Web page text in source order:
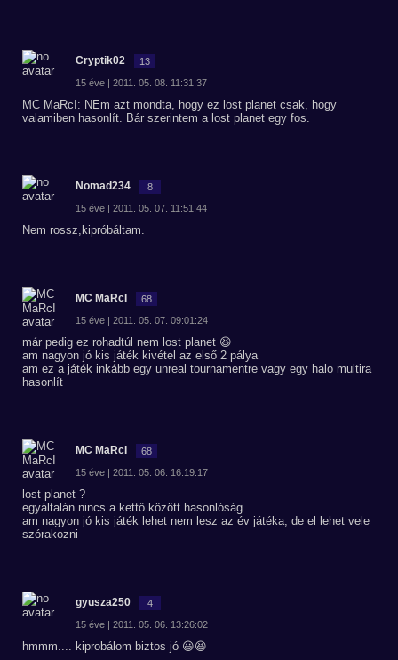
Cryptik02 13
15 éve | 2011. 05. 08. 11:31:37
MC MaRcI: NEm azt mondta, hogy ez lost planet csak, hogy
valamiben hasonlít. Bár szerintem a lost planet egy fos.
Nomad234 8
15 éve | 2011. 05. 07. 11:51:44
Nem rossz,kipróbáltam.
MC MaRcI 68
15 éve | 2011. 05. 07. 09:01:24
már pedig ez rohadtúl nem lost planet 😆
am nagyon jó kis játék kivétel az első 2 pálya
am ez a játék inkább egy unreal tournamentre vagy egy halo multira
hasonlít
MC MaRcI 68
15 éve | 2011. 05. 06. 16:19:17
lost planet ?
egyáltalán nincs a kettő között hasonlóság
am nagyon jó kis játék lehet nem lesz az év játéka, de el lehet vele
szórakozni
gyusza250 4
15 éve | 2011. 05. 06. 13:26:02
hmmm.... kiprobálom biztos jó 😃😆